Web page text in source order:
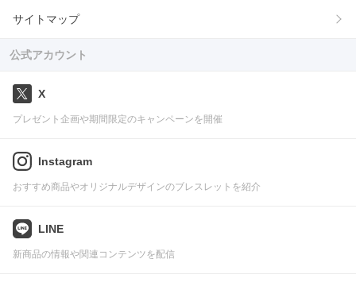
サイトマップ
公式アカウント
X
プレゼント企画や期間限定のキャンペーンを開催
Instagram
おすすめ商品やオリジナルデザインのブレスレットを紹介
LINE
新商品の情報や関連コンテンツを配信